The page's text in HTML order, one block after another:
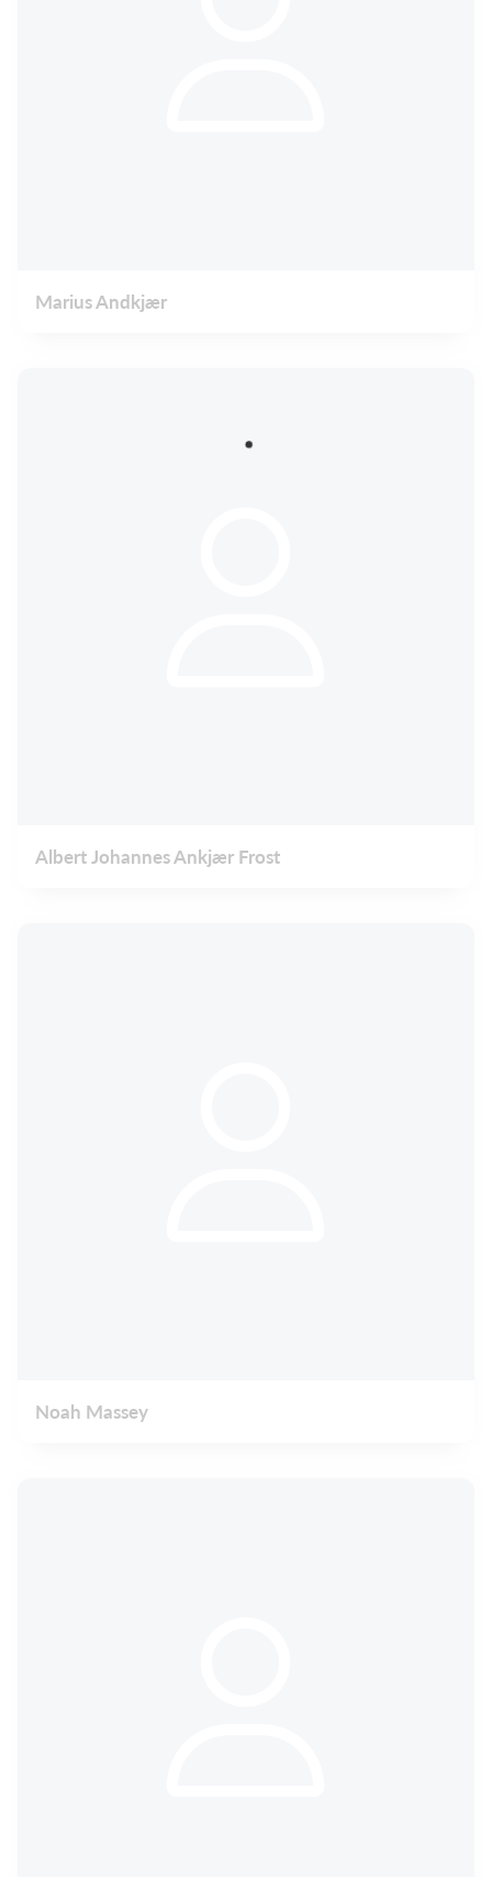
Marius Andkjær
Albert Johannes Ankjær Frost
Noah Massey